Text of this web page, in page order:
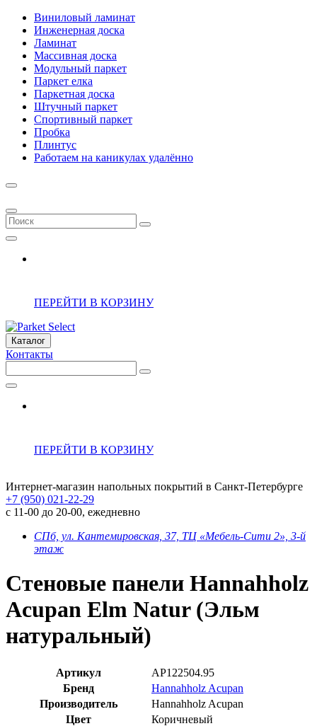
Виниловый ламинат
Инженерная доска
Ламинат
Массивная доска
Модульный паркет
Паркет елка
Паркетная доска
Штучный паркет
Спортивный паркет
Пробка
Плинтус
Работаем на каникулах удалённо
ПЕРЕЙТИ В КОРЗИНУ
Каталог
Контакты
ПЕРЕЙТИ В КОРЗИНУ
Интернет-магазин напольных покрытий в Санкт-Петербурге
+7 (950) 021-22-29
с 11-00 до 20-00, ежедневно
СПб, ул. Кантемировская, 37, ТЦ «Мебель-Сити 2», 3-й
этаж
Стеновые панели Hannahholz
Acupan Elm Natur (Эльм
натуральный)
Артикул
AP122504.95
Бренд
Hannahholz Acupan
Производитель
Hannahholz Acupan
Цвет
Коричневый